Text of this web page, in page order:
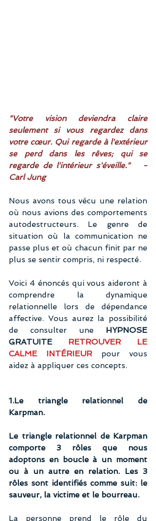
"Votre vision deviendra claire
seulement si vous regardez dans
votre cœur. Qui regarde à l'extérieur
se perd dans les rêves; qui se
regarde de l'intérieur s'éveille."   -
Carl Jung
Nous avons tous vécu une relation
où nous avions des comportements
autodestructeurs. Le genre de
situation où la communication ne
passe plus et où chacun finit par ne
plus se sentir compris, ni respecté.
Voici 4 énoncés qui vous aideront à
comprendre la dynamique
relationnelle lors de dépendance
affective. Vous aurez la possibilité
de consulter une HYPNOSE
GRATUITE RETROUVER LE
CALME INTÉRIEUR pour vous
aidez à appliquer ces concepts.
1.Le triangle relationnel de
Karpman.
Le triangle relationnel de Karpman
comporte 3 rôles que nous
adoptons en boucle à un moment
ou à un autre en relation. Les 3
rôles sont identifiés comme suit: le
sauveur, la victime et le bourreau.
La personne prend le rôle du